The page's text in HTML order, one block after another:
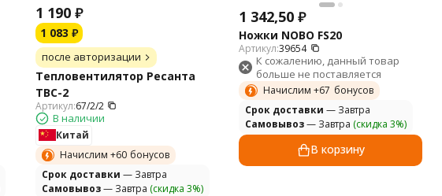
1 190 ₽
1 083 ₽
после авторизации
Тепловентилятор Ресанта
ТВС-2
Артикул:67/2/2
В наличии
Китай
Начислим +60 бонусов
Cрок доставки — Завтра
Самовывоз— Завтра (скидка 3%)
1 342,50 ₽
Ножки NOBO FS20
Артикул:39654
К сожалению, данный товар
больше не поставляется
Начислим +67 бонусов
Cрок доставки — Завтра
Самовывоз— Завтра (скидка 3%)
В корзину